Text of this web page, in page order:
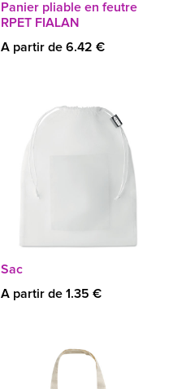
Panier pliable en feutre
RPET FIALAN
A partir de 6.42 €
Sac
A partir de 1.35 €